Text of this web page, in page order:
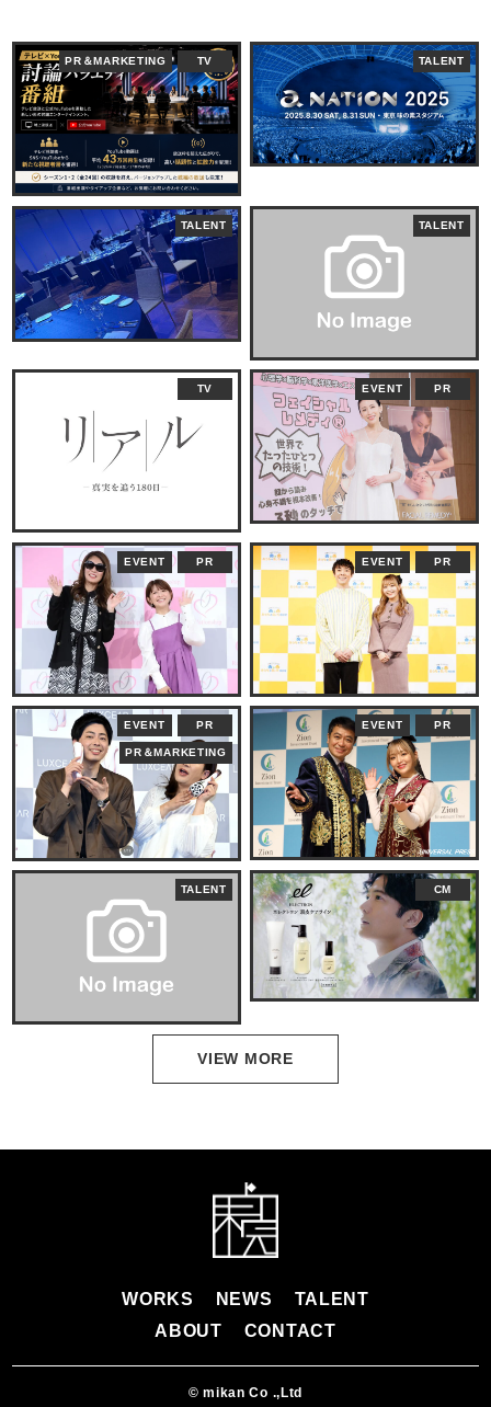
PR＆MARKETING TV TALENT
TALENT TALENT
TV EVENT PR
EVENT PR EVENT PR
EVENT PR
PR＆MARKETING
EVENT PR
TALENT CM
VIEW MORE
WORKS NEWS
TALENT
ABOUT
CONTACT
© mikan Co .,Ltd